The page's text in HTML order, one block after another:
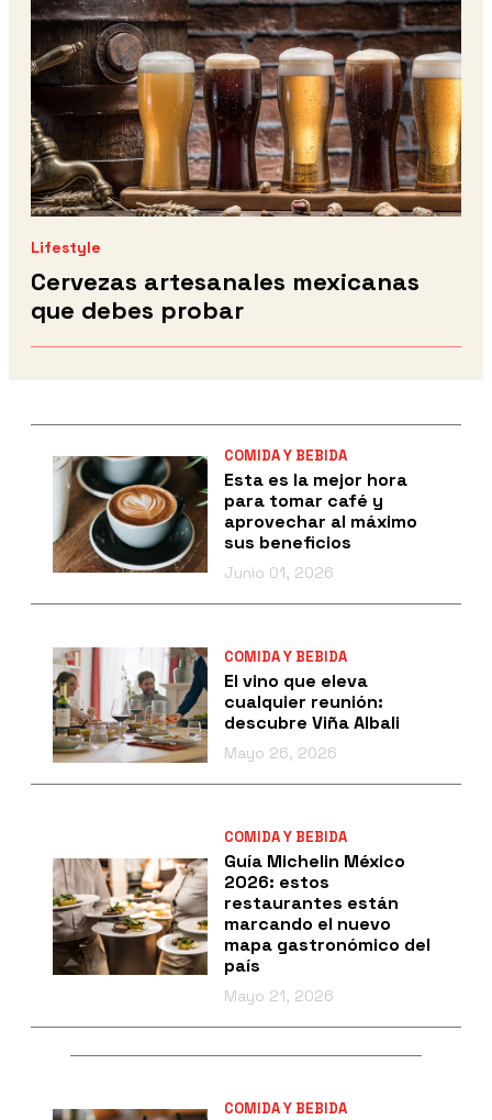
Lifestyle
Cervezas artesanales mexicanas
que debes probar
COMIDA Y BEBIDA
Esta es la mejor hora
para tomar café y
aprovechar al máximo
sus beneficios
Junio 01, 2026
COMIDA Y BEBIDA
El vino que eleva
cualquier reunión:
descubre Viña Albali
Mayo 26, 2026
COMIDA Y BEBIDA
Guía Michelin México
2026: estos
restaurantes están
marcando el nuevo
mapa gastronómico del
país
Mayo 21, 2026
COMIDA Y BEBIDA